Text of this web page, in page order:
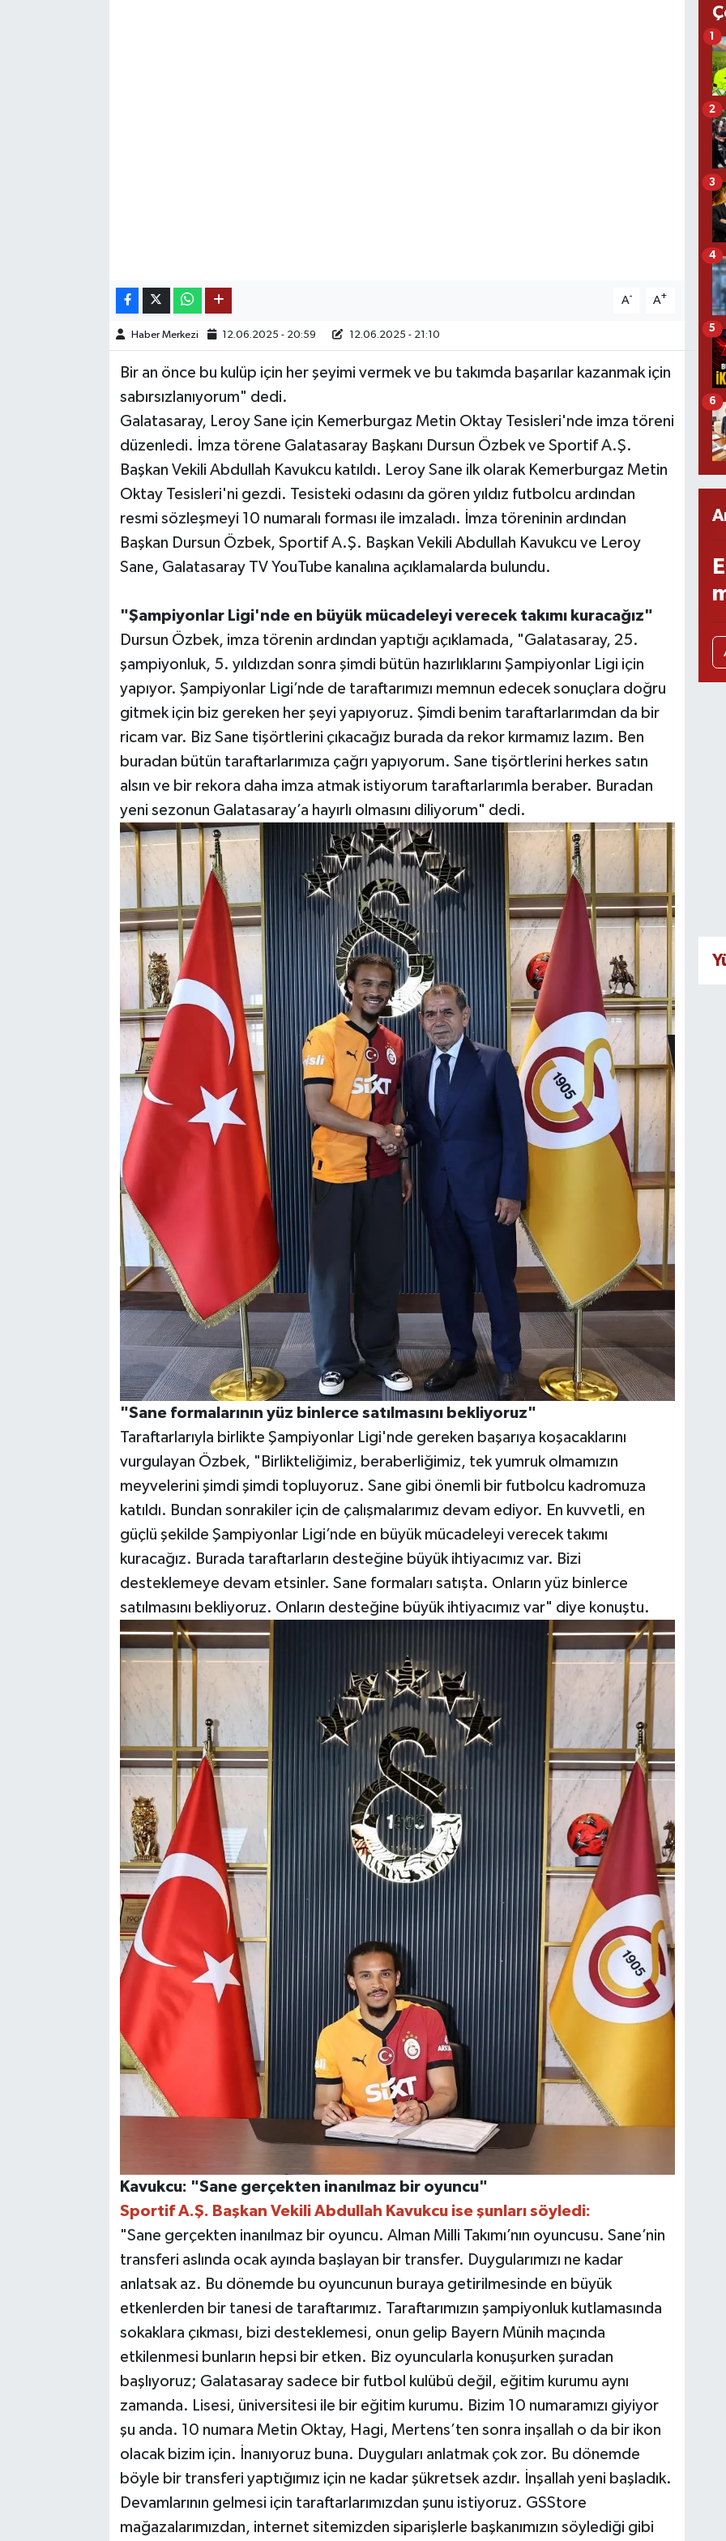
A- A+
Haber Merkezi 12.06.2025 - 20:59 12.06.2025 - 21:10
Bir an önce bu kulüp için her şeyimi vermek ve bu takımda başarılar kazanmak için
sabırsızlanıyorum" dedi.
Galatasaray, Leroy Sane için Kemerburgaz Metin Oktay Tesisleri'nde imza töreni
düzenledi. İmza törene Galatasaray Başkanı Dursun Özbek ve Sportif A.Ş.
Başkan Vekili Abdullah Kavukcu katıldı. Leroy Sane ilk olarak Kemerburgaz Metin
Oktay Tesisleri'ni gezdi. Tesisteki odasını da gören yıldız futbolcu ardından
resmi sözleşmeyi 10 numaralı forması ile imzaladı. İmza töreninin ardından
Başkan Dursun Özbek, Sportif A.Ş. Başkan Vekili Abdullah Kavukcu ve Leroy
Sane, Galatasaray TV YouTube kanalına açıklamalarda bulundu.
"Şampiyonlar Ligi'nde en büyük mücadeleyi verecek takımı kuracağız"
Dursun Özbek, imza törenin ardından yaptığı açıklamada, "Galatasaray, 25.
şampiyonluk, 5. yıldızdan sonra şimdi bütün hazırlıklarını Şampiyonlar Ligi için
yapıyor. Şampiyonlar Ligi’nde de taraftarımızı memnun edecek sonuçlara doğru
gitmek için biz gereken her şeyi yapıyoruz. Şimdi benim taraftarlarımdan da bir
ricam var. Biz Sane tişörtlerini çıkacağız burada da rekor kırmamız lazım. Ben
buradan bütün taraftarlarımıza çağrı yapıyorum. Sane tişörtlerini herkes satın
alsın ve bir rekora daha imza atmak istiyorum taraftarlarımla beraber. Buradan
yeni sezonun Galatasaray’a hayırlı olmasını diliyorum" dedi.
"Sane formalarının yüz binlerce satılmasını bekliyoruz"
Taraftarlarıyla birlikte Şampiyonlar Ligi'nde gereken başarıya koşacaklarını
vurgulayan Özbek, "Birlikteliğimiz, beraberliğimiz, tek yumruk olmamızın
meyvelerini şimdi şimdi topluyoruz. Sane gibi önemli bir futbolcu kadromuza
katıldı. Bundan sonrakiler için de çalışmalarımız devam ediyor. En kuvvetli, en
güçlü şekilde Şampiyonlar Ligi’nde en büyük mücadeleyi verecek takımı
kuracağız. Burada taraftarların desteğine büyük ihtiyacımız var. Bizi
desteklemeye devam etsinler. Sane formaları satışta. Onların yüz binlerce
satılmasını bekliyoruz. Onların desteğine büyük ihtiyacımız var" diye konuştu.
Kavukcu: "Sane gerçekten inanılmaz bir oyuncu"
Sportif A.Ş. Başkan Vekili Abdullah Kavukcu ise şunları söyledi:
"Sane gerçekten inanılmaz bir oyuncu. Alman Milli Takımı’nın oyuncusu. Sane’nin
transferi aslında ocak ayında başlayan bir transfer. Duygularımızı ne kadar
anlatsak az. Bu dönemde bu oyuncunun buraya getirilmesinde en büyük
etkenlerden bir tanesi de taraftarımız. Taraftarımızın şampiyonluk kutlamasında
sokaklara çıkması, bizi desteklemesi, onun gelip Bayern Münih maçında
etkilenmesi bunların hepsi bir etken. Biz oyuncularla konuşurken şuradan
başlıyoruz; Galatasaray sadece bir futbol kulübü değil, eğitim kurumu aynı
zamanda. Lisesi, üniversitesi ile bir eğitim kurumu. Bizim 10 numaramızı giyiyor
şu anda. 10 numara Metin Oktay, Hagi, Mertens’ten sonra inşallah o da bir ikon
olacak bizim için. İnanıyoruz buna. Duyguları anlatmak çok zor. Bu dönemde
böyle bir transferi yaptığımız için ne kadar şükretsek azdır. İnşallah yeni başladık.
Devamlarının gelmesi için taraftarlarımızdan şunu istiyoruz. GSStore
mağazalarımızdan, internet sitemizden siparişlerle başkanımızın söylediği gibi
1
2
3
4
5
6